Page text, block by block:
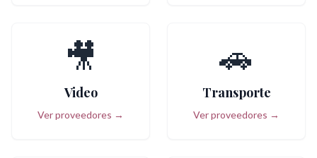
🎥
Video
Ver proveedores →
🚗
Transporte
Ver proveedores →